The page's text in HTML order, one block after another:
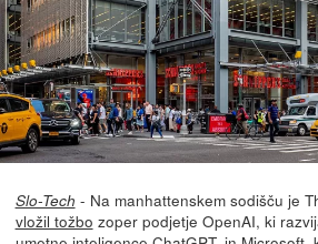
Slo-Tech - Na manhattenskem sodišču je
vložil tožbo zoper podjetje OpenAI, ki